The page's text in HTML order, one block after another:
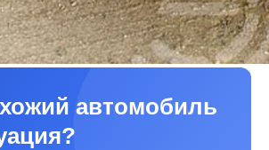
автомобиль